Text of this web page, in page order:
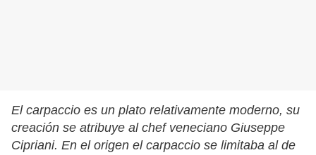
El carpaccio es un plato relativamente moderno, su
creación se atribuye al chef veneciano Giuseppe
Cipriani. En el origen el carpaccio se limitaba al de